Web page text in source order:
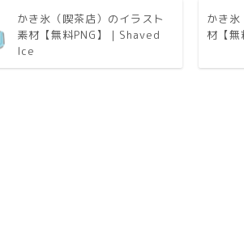
かき氷（喫茶店）のイラスト
素材【無料PNG】｜Shaved
Ice
かき
材【